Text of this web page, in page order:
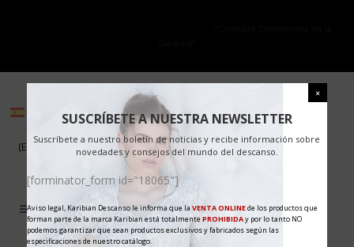
(Español) (Español)
(Español) (Español)
SUSCRÍBETE A NUESTRA NEWSLETTER
Suscríbete a nuestro boletín de noticias y recibe información sobre
novedades y consejos del mundo del descanso.
[forminator_form id="18065"]
Aviso legal, Karibian Descanso le informa que laVENTA ONLINEde los productos que
forman parte de la marca Karibian está totalmentePROHIBIDAy por lo tanto NO
podemos garantizar que sean productos exclusivos y fabricados según las
especificaciones de nuestro catálogo.